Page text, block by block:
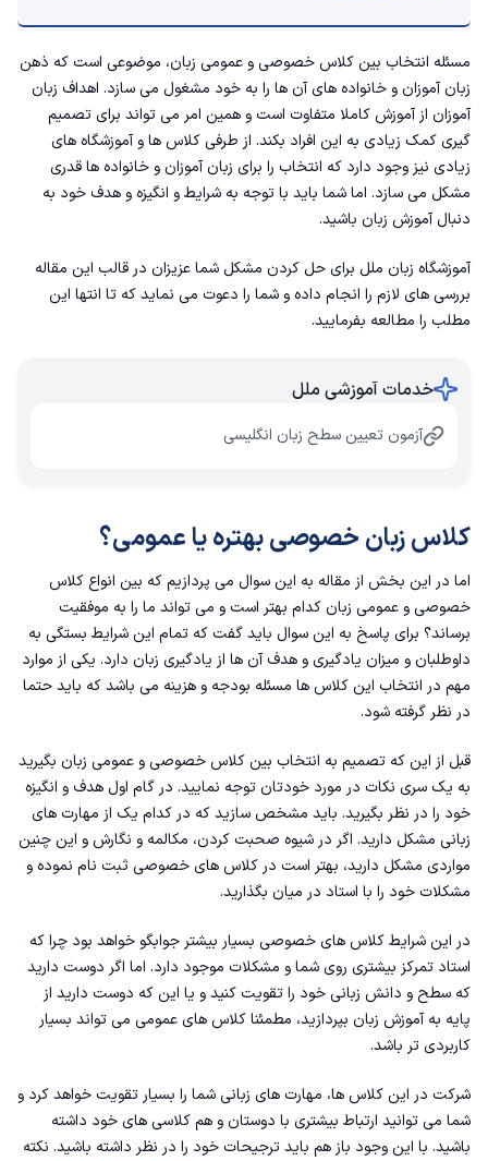
کلاس زبان خصوصی بهتره یا عمومی؟
برای کودکان و نوجوانان کلاس خصوصی بهتر است یا گروهی
هدف از کلاس زبان، تفاوت کلاس خصوصی و عمومی زبان
هزینه کلاس زبان، تفاوت کلاس خصوصی و عمومی زبان
تفاوت کلاس خصوصی زبان و کلاس عمومی زبان انگلیسی
مزایا و معایب کلاس زبان خصوصی
مزایای کلاس های خصوصی زبان
معایب کلاس های خصوصی زبان
مزایای کلاس های عمومی زبان
معایب شرکت در کلاس‌ های عمومی زبان
مسئله انتخاب بین کلاس خصوصی و عمومی زبان، موضوعی است که ذهن
زبان آموزان و خانواده های آن ها را به خود مشغول می سازد. اهداف زبان
آموزان از آموزش کاملا متفاوت است و همین امر می تواند برای تصمیم
گیری کمک زیادی به این افراد بکند. از طرفی کلاس ها و آموزشگاه های
زیادی نیز وجود دارد که انتخاب را برای زبان آموزان و خانواده ها قدری
مشکل می سازد. اما شما باید با توجه به شرایط و انگیزه و هدف خود به
دنبال آموزش زبان باشید.
آموزشگاه زبان ملل برای حل کردن مشکل شما عزیزان در قالب این مقاله
بررسی های لازم را انجام داده و شما را دعوت می نماید که تا انتها این
مطلب را مطالعه بفرمایید.
خدمات آموزشی ملل
آزمون تعیین سطح زبان انگلیسی
کلاس زبان خصوصی بهتره یا عمومی؟
اما در این بخش از مقاله به این سوال می پردازیم که بین انواع کلاس
خصوصی و عمومی زبان کدام بهتر است و می تواند ما را به موفقیت
برساند؟ برای پاسخ به این سوال باید گفت که تمام این شرایط بستگی به
داوطلبان و میزان یادگیری و هدف آن ها از یادگیری زبان دارد. یکی از موارد
مهم در انتخاب این کلاس ها مسئله بودجه و هزینه می باشد که باید حتما
در نظر گرفته شود.
قبل از این که تصمیم به انتخاب بین کلاس خصوصی و عمومی زبان بگیرید
به یک سری نکات در مورد خودتان توجه نمایید. در گام اول هدف و انگیزه
خود را در نظر بگیرید. باید مشخص سازید که در کدام یک از مهارت های
زبانی مشکل دارید. اگر در شیوه صحبت کردن، مکالمه و نگارش و این چنین
مواردی مشکل دارید، بهتر است در کلاس های خصوصی ثبت نام نموده و
مشکلات خود را با استاد در میان‌ بگذارید.
در این شرایط کلاس های خصوصی بسیار بیشتر جوابگو خواهد بود چرا که
استاد تمرکز بیشتری روی شما و مشکلات موجود دارد. اما اگر دوست دارید
که سطح و دانش زبانی خود را تقویت کنید و یا این که دوست دارید از
پایه به آموزش زبان بپردازید، مطمئنا کلاس های عمومی می تواند بسیار
کاربردی تر باشد.
شرکت در این کلاس ها، مهارت های زبانی شما را بسیار تقویت خواهد کرد و
شما می توانید ارتباط بیشتری با دوستان و هم کلاسی های خود داشته
باشید. با این وجود باز هم باید ترجیحات خود را در نظر داشته باشید. نکته